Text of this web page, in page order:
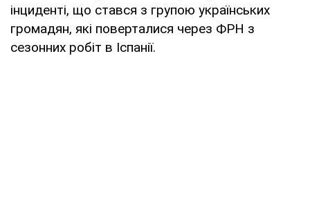
інциденті, що стався з групою українських
громадян, які поверталися через ФРН з
сезонних робіт в Іспанії.